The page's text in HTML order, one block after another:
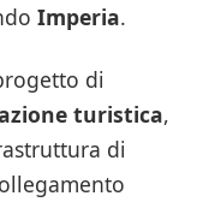
Imperia.
di
turistica,
di